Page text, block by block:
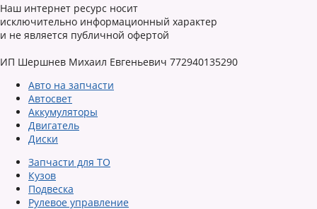
Наш интернет ресурс носит
исключительно информационный характер
и не является публичной офертой
ИП Шершнев Михаил Евгеньевич 772940135290
Авто на запчасти
Автосвет
Аккумуляторы
Двигатель
Диски
Запчасти для ТО
Кузов
Подвеска
Рулевое управление